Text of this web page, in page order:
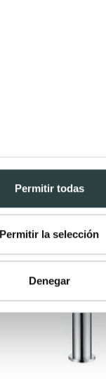
Permitir todas
Permitir la selección
Denegar